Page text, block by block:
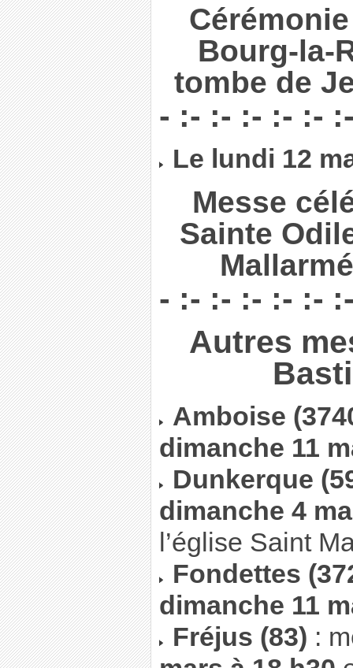
Bourg-la-
tombe de
- :- :- :- :- :-
Le lundi 12
Messe
Sainte
- :- :- :- :- :-
Autres
Amboise
dimanche 11
Dunkerque
dimanche 4
l’église Saint
Fondettes
dimanche 11
Fréjus (83) :